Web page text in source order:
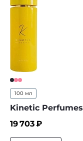
100 мл
Kinetic Perfumes
19 703₽